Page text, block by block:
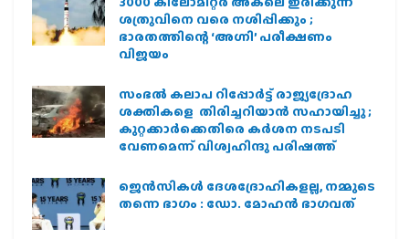
ശത്രുവിനെ വരെ നശിപ്പിക്കും ;
ഭാരതത്തിന്റെ ‘അഗ്നി’ പരീക്ഷണം
വിജയം
സംഭൽ കലാപ റിപ്പോർട്ട് രാജ്യദ്രോഹ
ശക്തികളെ തിരിച്ചറിയാൻ സഹായിച്ചു ;
കുറ്റക്കാർക്കെതിരെ കർശന നടപടി
വേണമെന്ന് വിശ്വഹിന്ദു പരിഷത്ത്
ജെന്‍സികള്‍ ദേശദ്രോഹികളല്ല, നമ്മുടെ
തന്നെ ഭാഗം : ഡോ. മോഹന്‍ ഭാഗവത്